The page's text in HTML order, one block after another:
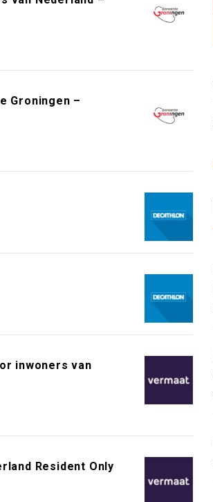
Groningen –
inwoners van
Resident Only